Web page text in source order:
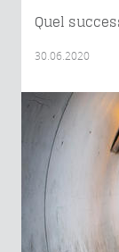
Quel
30.06.2020